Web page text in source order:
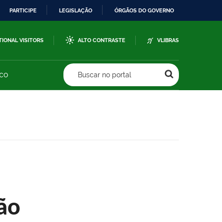
PARTICIPE LEGISLAÇÃO ÓRGÃOS DO GOVERNO
VISITORS ALTO CONTRASTE VLIBRAS
Buscar no portal